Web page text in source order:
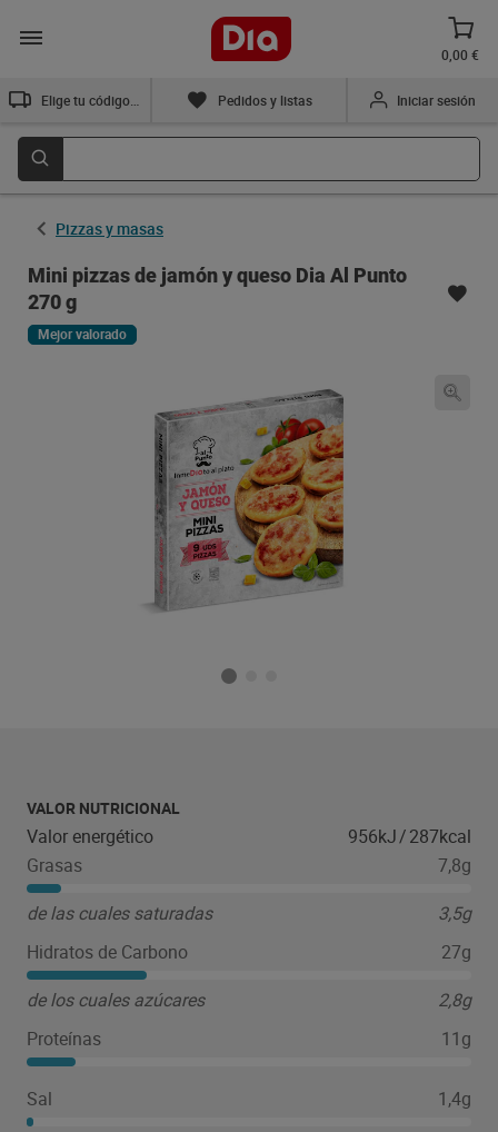
0,00 €
Pedidos y listas Iniciar sesión
Pizzas y masas
Mini pizzas de jamón y queso Dia Al Punto
270 g
Mejor valorado
VALOR NUTRICIONAL
Valor energético 956kJ/287kcal
Grasas
7,8g
de las cuales saturadas
3,5g
Hidratos de Carbono
27g
de los cuales azúcares
2,8g
Proteínas
11g
Sal 1,4g